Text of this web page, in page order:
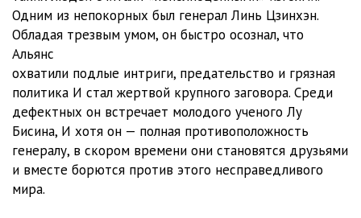
34-35 Отбракованные 42:14
36 Отбракованные
37-39 Отбракованные 1:14:31
40-41 Отбракованные
42 Отбракованные
43-44 Отбракованные 47:11
Одним из непокорных был генерал Линь Цзинхэн.
Обладая трезвым умом, он быстро осознал, что
Альянс
охватили подлые интриги, предательство и грязная
политика И стал жертвой крупного заговора. Среди
дефектных он встречает молодого ученого Лу
Бисина, И хотя он — полная противоположность
генералу, в скором времени они становятся друзьями
и вместе борются против этого несправедливого
мира.